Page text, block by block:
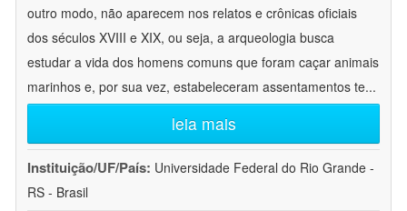
outro modo, não aparecem nos relatos e crônicas oficiais
dos séculos XVIII e XIX, ou seja, a arqueologia busca
estudar a vida dos homens comuns que foram caçar animais
marinhos e, por sua vez, estabeleceram assentamentos te...
leia mais
Instituição/UF/País: Universidade Federal do Rio Grande -
RS - Brasil